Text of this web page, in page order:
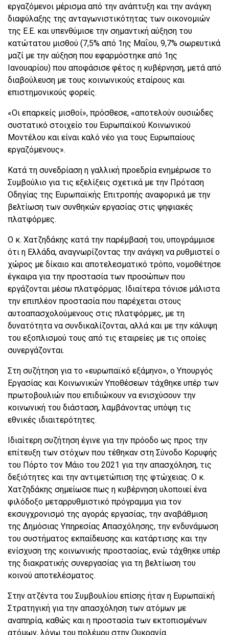
εργαζόμενοι μέρισμα από την ανάπτυξη και την ανάγκη
διαφύλαξης της ανταγωνιστικότητας των οικονομιών
της Ε.Ε. και υπενθύμισε την σημαντική αύξηση του
κατώτατου μισθού (7,5% από 1ης Μαΐου, 9,7% σωρευτικά
μαζί με την αύξηση που εφαρμόστηκε από 1ης
Ιανουαρίου) που αποφάσισε φέτος η κυβέρνηση, μετά από
διαβούλευση με τους κοινωνικούς εταίρους και
επιστημονικούς φορείς.
«Οι επαρκείς μισθοί», πρόσθεσε, «αποτελούν ουσιώδες
συστατικό στοιχείο του Ευρωπαϊκού Κοινωνικού
Μοντέλου και είναι καλό νέο για τους Ευρωπαίους
εργαζόμενους».
Κατά τη συνεδρίαση η γαλλική προεδρία ενημέρωσε το
Συμβούλιο για τις εξελίξεις σχετικά με την Πρόταση
Οδηγίας της Ευρωπαϊκής Επιτροπής αναφορικά με την
βελτίωση των συνθηκών εργασίας στις ψηφιακές
πλατφόρμες.
Ο κ. Χατζηδάκης κατά την παρέμβασή του, υπογράμμισε
ότι η Ελλάδα, αναγνωρίζοντας την ανάγκη να ρυθμιστεί ο
χώρος με δίκαιο και αποτελεσματικό τρόπο, νομοθέτησε
έγκαιρα για την προστασία των προσώπων που
εργάζονται μέσω πλατφόρμας. Ιδιαίτερα τόνισε μάλιστα
την επιπλέον προστασία που παρέχεται στους
αυτοαπασχολούμενους στις πλατφόρμες, με τη
δυνατότητα να συνδικαλίζονται, αλλά και με την κάλυψη
του εξοπλισμού τους από τις εταιρείες με τις οποίες
συνεργάζονται.
Στη συζήτηση για το «ευρωπαϊκό εξάμηνο», ο Υπουργός
Εργασίας και Κοινωνικών Υποθέσεων τάχθηκε υπέρ των
πρωτοβουλιών που επιδιώκουν να ενισχύσουν την
κοινωνική του διάσταση, λαμβάνοντας υπόψη τις
εθνικές ιδιαιτερότητες.
Ιδιαίτερη συζήτηση έγινε για την πρόοδο ως προς την
επίτευξη των στόχων που τέθηκαν στη Σύνοδο Κορυφής
του Πόρτο τον Μάιο του 2021 για την απασχόληση, τις
δεξιότητες και την αντιμετώπιση της φτώχειας. Ο κ.
Χατζηδάκης σημείωσε πως η κυβέρνηση υλοποιεί ένα
φιλόδοξο μεταρρυθμιστικό πρόγραμμα για τον
εκσυγχρονισμό της αγοράς εργασίας, την αναβάθμιση
της Δημόσιας Υπηρεσίας Απασχόλησης, την ενδυνάμωση
του συστήματος εκπαίδευσης και κατάρτισης και την
ενίσχυση της κοινωνικής προστασίας, ενώ τάχθηκε υπέρ
της διακρατικής συνεργασίας για τη βελτίωση του
κοινού αποτελέσματος.
Στην ατζέντα του Συμβουλίου επίσης ήταν η Ευρωπαϊκή
Στρατηγική για την απασχόληση των ατόμων με
αναπηρία, καθώς και η προστασία των εκτοπισμένων
ατόμων, λόγω του πολέμου στην Ουκρανία.